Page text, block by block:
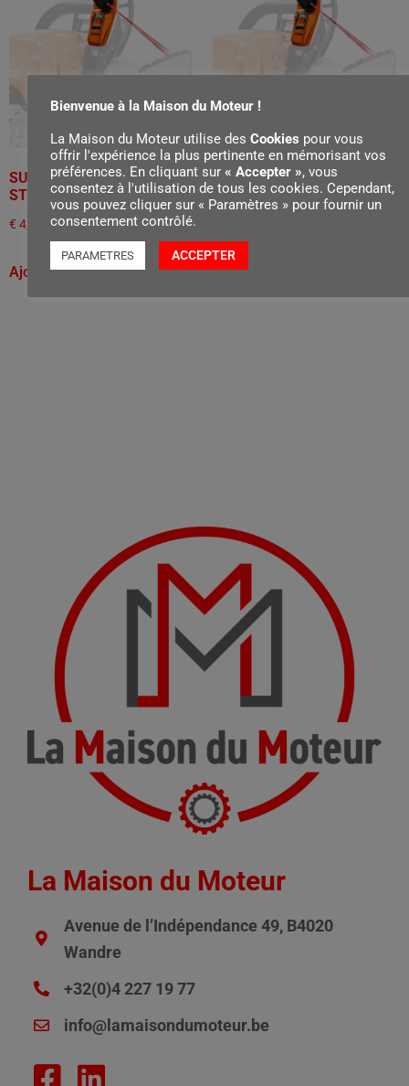
SUPPORT 1143, POUR
STIHL LASER 2-EN-1
€ 4,50
Ajouter au panier
SUPPORT 1144, POUR
STIHL LASER 2-EN-1
Ajouter au panier
La Maison du Moteur
Avenue de l’Indépendance 49, B4020
Wandre
+32(0)4 227 19 77
info@lamaisondumoteur.be
Bienvenue à la Maison du Moteur !
La Maison du Moteur utilise des Cookies pour vous
offrir l'expérience la plus pertinente en mémorisant vos
préférences. En cliquant sur « Accepter », vous
consentez à l'utilisation de tous les cookies. Cependant,
vous pouvez cliquer sur « Paramètres » pour fournir un
consentement contrôlé.
PARAMETRES ACCEPTER